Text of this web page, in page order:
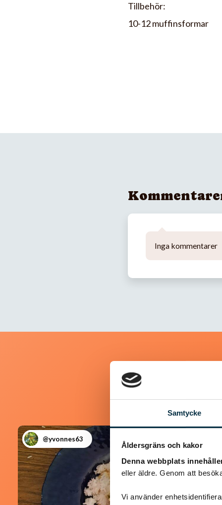
Samtycke
Åldersgräns och kakor
Denna webbplats
eller äldre. Genom att
Vi använder
Tillbehör:
10-12 muffinsformar
Inga kommentarer
@yvonnes63